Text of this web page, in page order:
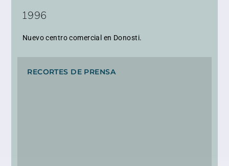
1996
Nuevo centro comercial en Donosti.
RECORTES DE PRENSA